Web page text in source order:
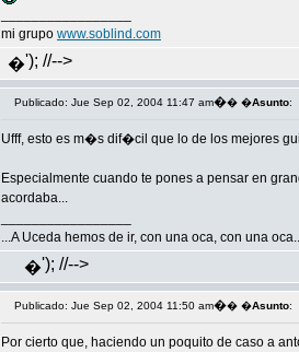
mi grupo www.soblind.com
�'); //-->
Publicado: Jue Sep 02, 2004 11:47 am�� �Asunto:
Ufff, esto es m�s dif�cil que lo de los mejores
Especialmente cuando te pones a pensar en
acordaba...
...A Uceda hemos de ir, con una oca, con una
�'); //-->
Publicado: Jue Sep 02, 2004 11:50 am�� �Asunto:
Por cierto que, haciendo un poquito de caso a